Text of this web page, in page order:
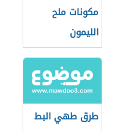
مكونات ملح
الليمون
طرق طهي البط